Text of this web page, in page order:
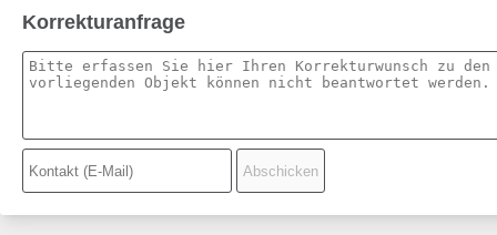
Korrekturanfrage